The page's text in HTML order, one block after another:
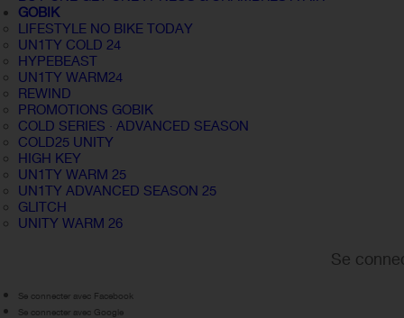
GOBIK
LIFESTYLE NO BIKE TODAY
UN1TY COLD 24
HYPEBEAST
UN1TY WARM24
REWIND
PROMOTIONS GOBIK
COLD SERIES · ADVANCED SEASON
COLD25 UNITY
HIGH KEY
UN1TY WARM 25
UN1TY ADVANCED SEASON 25
GLITCH
UNITY WARM 26
Se
Se connecter avec Facebook
Se connecter avec Google